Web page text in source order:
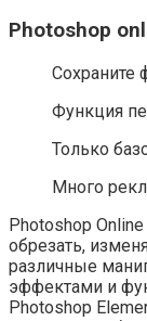
Photoshop
Сохраните
Функция
Только
Много
Photoshop
обрезать,
различные
эффектами и
Photoshop